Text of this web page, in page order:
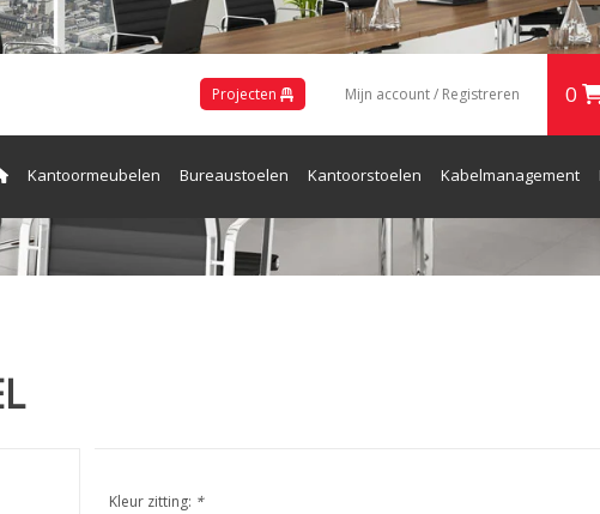
Projecten Mijn account / Registreren 0
Kantoormeubelen Bureaustoelen Kantoorstoelen Kabelmanagement
en Receptie
Kleur zitting: *